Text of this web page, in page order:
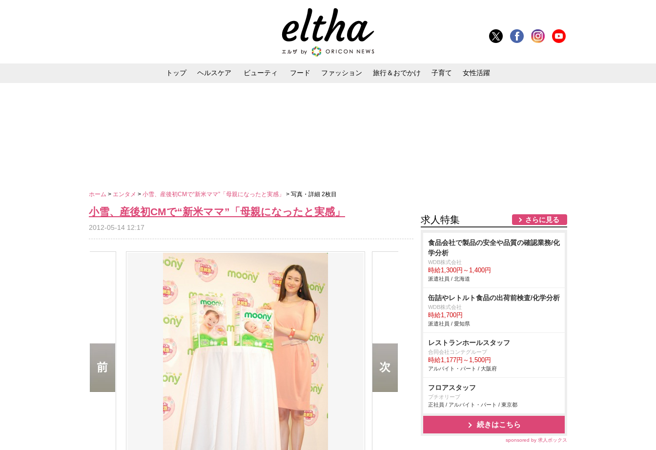
トップ ヘルスケア ビューティ フード ファッション 旅行＆おでかけ 子育て 女性活躍
ホーム > エンタメ > 小雪、産後初CMで“新米ママ”「母親になったと実感」 > 写真・詳細 2枚目
小雪、産後初CMで“新米ママ”「母親になったと実感」
2012-05-14 12:17
求人特集 さらに見る
食品会社で製品の安全や品質の確認業務/化
学分析
WDB株式会社
時給1,300円～1,400円
派遣社員 / 北海道
缶詰やレトルト食品の出荷前検査/化学分析
WDB株式会社
時給1,700円
派遣社員 / 愛知県
レストランホールスタッフ
合同会社コンテグループ
時給1,177円～1,500円
アルバイト・パート / 大阪府
フロアスタッフ
プチオリーブ
正社員 / アルバイト・パート / 東京都
続きはこちら
sponsored by 求人ボックス